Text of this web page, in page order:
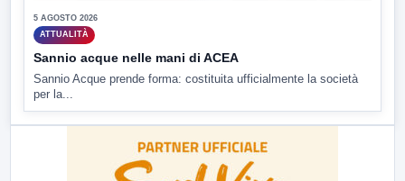
5 AGOSTO 2026
ATTUALITÀ
Sannio acque nelle mani di ACEA
Sannio Acque prende forma: costituita ufficialmente la società
per la...